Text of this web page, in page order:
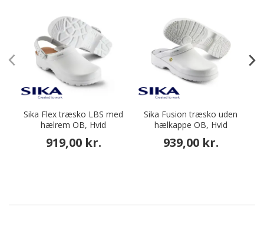
Sika Flex træsko LBS med
hælrem OB, Hvid
919,00 kr.
Sika Fusion træsko uden
hælkappe OB, Hvid
939,00 kr.